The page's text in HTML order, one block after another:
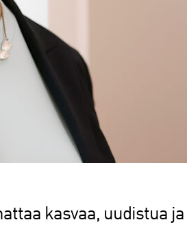
kasvaa, uudistua ja